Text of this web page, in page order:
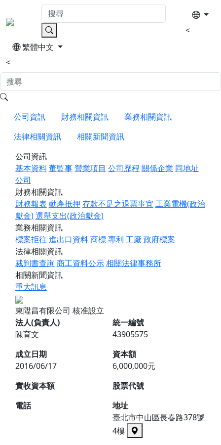
<
繁體中文
<
公司資訊 財務相關資訊
業務相關資訊
法律相關資訊
相關新聞資訊
公司資訊
基本資料董監事營業項目 公司歷程 關係企業 同地址
公司
財務相關資訊
財務報表 動產抵押 存款不足之退票事宜 工業電機(政治
獻金)選舉支出(政治獻金)
業務相關資訊
標案拒往 進出口資料商標專利 工廠 政府標案
法律相關資訊
裁判書查詢 商工資料公示相關法律事務所
相關新聞資訊
重大訊息
東陞昌有限公司 核准設立
法人(負責人)
陳育文
統一編號
43905575
成立日期
2016/06/17
資本額
6,000,000元
實收資本額
股票代號
電話
地址
臺北市中山區長春路378號
4樓